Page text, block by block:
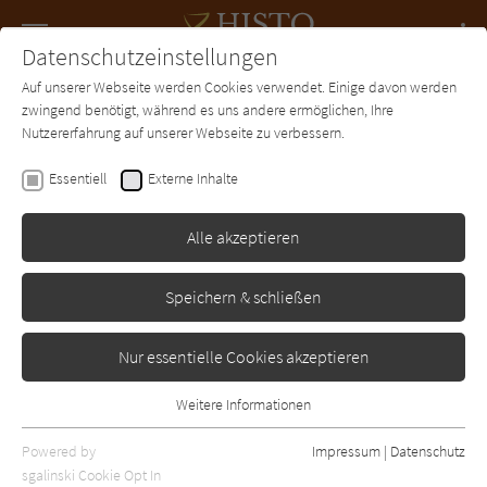
SUCHE Forum Charts Newsletter
Robert Seethaler
Der Trafikant
Erschienen: Januar 2012 Bibliogr. Angaben
Datenschutzeinstellungen
Auf unserer Webseite werden Cookies verwendet. Einige davon werden
zwingend benötigt, während es uns andere ermöglichen, Ihre
Nutzererfahrung auf unserer Webseite zu verbessern.
Essentiell Externe Inhalte
Alle akzeptieren
Speichern & schließen
Nur essentielle Cookies akzeptieren
Essentielle Cookies werden für grundlegende Funktionen der
Webseite benötigt. Dadurch ist gewährleistet, dass die Webseite
Weitere Informationen
Powered by
sgalinski Cookie Opt In
Impressum | Datenschutz